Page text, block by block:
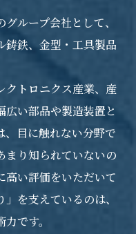
ループ会社として、
鋳鉄、金型・工具製品
クトロニクス産業、産
い部品や製造装置と
、目に触れない分野で
まり知られていないの
高い評価をいただいて
を支えているのは、
です。